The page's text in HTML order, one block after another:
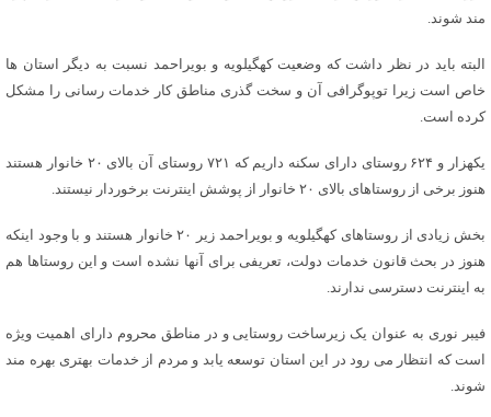
مند شوند.
البته باید در نظر داشت که وضعیت کهگیلویه و بویراحمد نسبت به دیگر استان ها
خاص است زیرا توپوگرافی آن و سخت گذری مناطق کار خدمات رسانی را مشکل
کرده است.
یکهزار و ۶۲۴ روستای دارای سکنه داریم که ۷۲۱ روستای آن بالای ۲۰ خانوار هستند
هنوز برخی از روستاهای بالای ۲۰ خانوار از پوشش اینترنت برخوردار نیستند.
بخش زیادی از روستاهای کهگیلویه و بویراحمد زیر ۲۰ خانوار هستند و با وجود اینکه
هنوز در بحث قانون خدمات دولت، تعریفی برای آنها نشده است و این روستاها هم
به اینترنت دسترسی ندارند.
فیبر نوری به عنوان یک زیرساخت روستایی و در مناطق محروم دارای اهمیت ویژه
است که انتظار می رود در این استان توسعه یابد و مردم از خدمات بهتری بهره مند
شوند.